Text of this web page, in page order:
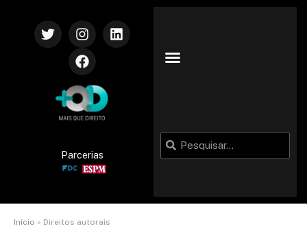
Parcerias
Início » Direitos autorais